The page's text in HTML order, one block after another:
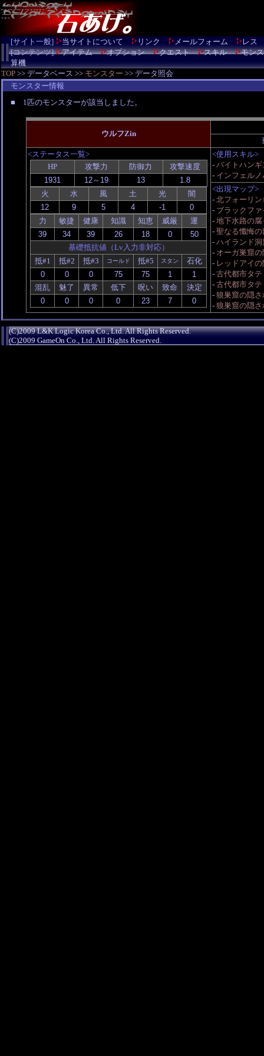
[サイト一般] 当サイトについて リンク メールフォーム
レス
[コンテンツ]
アイテム オプション クエスト スキル
モン
算機
TOP >> データベース >> モンスター >> データ照会
モンスター情報
■ 1匹のモンスターが該当しました。
ウルフZin
<ステータス一覧>
HP
攻撃力 防御力 攻撃速度
火 水 風 土 光 闇
力 敏捷 健康 知識 知恵 威厳 運
基礎抵抗値（Lv入力非対応）
抵#1
抵#2 抵#3 コールド 抵#5 スタン 石化
混乱 魅了 異常 低下 呪い 致命 決定
<使用スキル>
- バイトハン
- インフェル
<出現マップ>
- 北フォーリン
- ブラックフ
- 地下水路の
- 聖なる懺悔
- ハイランド
- オーガ巣窟
- レッドアイ
- 古代都市タ
- 古代都市タ
- 狼巣窟の隠
- 狼巣窟の隠
(C)2009 L&K Logic Korea Co., Ltd. All Rights Reserved.
(C)2009 GameOn Co., Ltd. All Rights Reserved.